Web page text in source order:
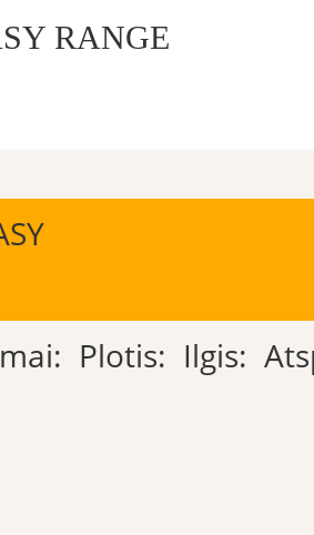
RANGE
Plotis: Ilgis: